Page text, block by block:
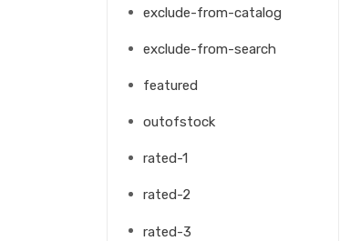
exclude-from-catalog
exclude-from-search
featured
outofstock
rated-1
rated-2
rated-3